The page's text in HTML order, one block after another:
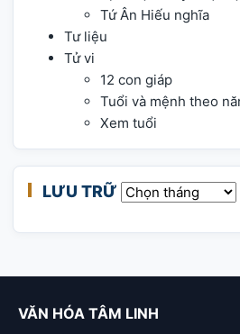
Tứ Ân Hiếu nghĩa
Tư liệu
Tử vi
12 con giáp
Tuổi và mệnh theo
Xem tuổi
LƯU TRỮ Lưu trữ
VĂN HÓA TÂM LINH